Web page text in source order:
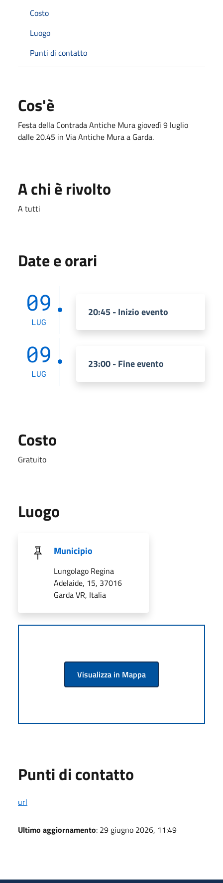
Costo
Luogo
Punti di contatto
Cos'è
Festa della Contrada Antiche Mura giovedì 9 luglio
dalle 20.45 in Via Antiche Mura a Garda.
A chi è rivolto
A tutti
Date e orari
09
LUG
20:45 - Inizio evento
09
LUG
23:00 - Fine evento
Costo
Gratuito
Luogo
Municipio
Lungolago Regina
Adelaide, 15, 37016
Garda VR, Italia
Visualizza in Mappa
Punti di contatto
url
Ultimo aggiornamento: 29 giugno 2026, 11:49